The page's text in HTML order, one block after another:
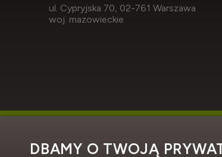
ul. Cypryjska 70, 02-761 Warszawa
woj. mazowieckie
DBAMY O TWOJĄ